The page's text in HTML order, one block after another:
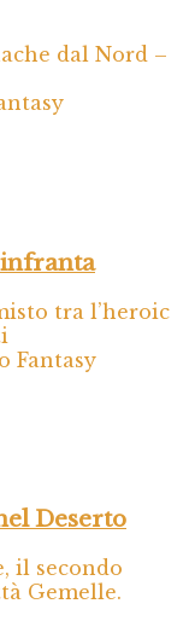
dal Nord –
infranta
tra l’heroic
Deserto
il secondo
Gemelle.